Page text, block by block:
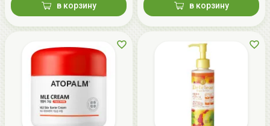
в корзину в корзину